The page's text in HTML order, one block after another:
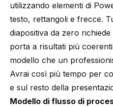
utilizzando elementi di
testo, rettangoli e frecce.
diapositiva da zero
porta a risultati più
modello che un
Avrai così più tempo per
e sul resto della
Modello di flusso di